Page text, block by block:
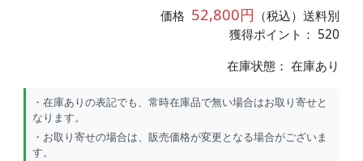
価格 52,800円 （税込）送料別
獲得ポイント： 520
在庫状態：在庫あり
・在庫ありの表記でも、常時在庫品で無い場合はお取り寄せと
なります。
・お取り寄せの場合は、販売価格が変更となる場合がございま
す。